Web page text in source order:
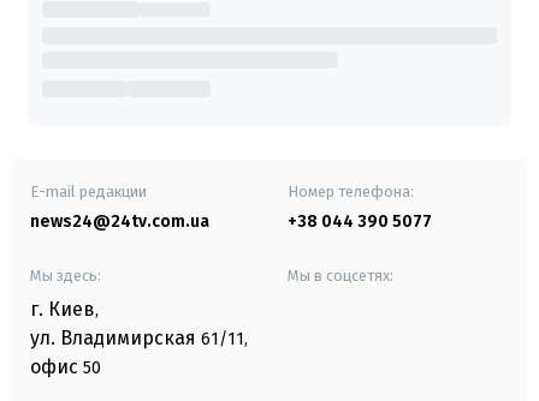
E-mail редакции
news24@24tv.com.ua
Номер телефона:
+38 044 390 5077
Мы здесь:
г. Киев,
ул. Владимирская 61/11,
офис 50
Мы в соцсетях: